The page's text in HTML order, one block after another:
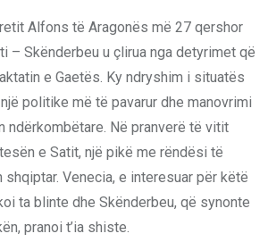
Alfons të Aragonës më 27 qershor
– Skënderbeu u çlirua nga detyrimet që
e Gaetës. Ky ndryshim i situatës
politike më të pavarur dhe manovrimi
ndërkombëtare. Në pranverë të vitit
e Satit, një pikë me rëndësi të
Venecia, e interesuar për këtë
ta blinte dhe Skënderbeu, që synonte
pranoi t’ia shiste.